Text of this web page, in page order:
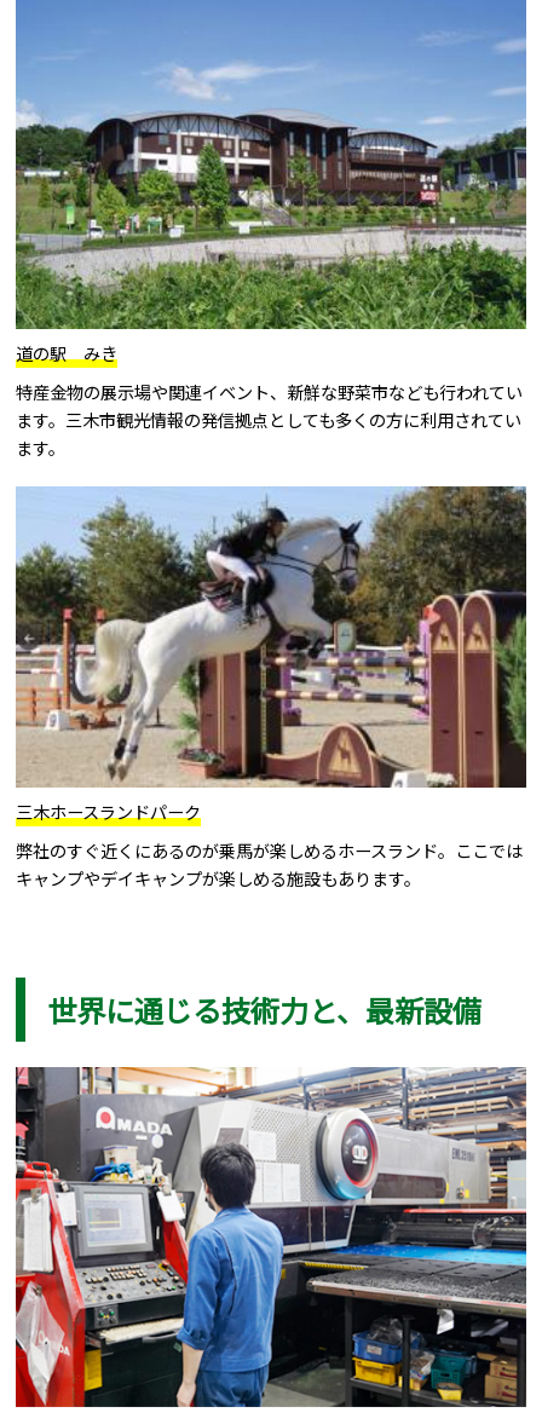
道の駅 みき
特産金物の展示場や関連イベント、新鮮な野菜市なども行われてい
ます。三木市観光情報の発信拠点としても多くの方に利用されてい
ます。
三木ホースランドパーク
弊社のすぐ近くにあるのが乗馬が楽しめるホースランド。ここでは
キャンプやデイキャンプが楽しめる施設もあります。
世界に通じる技術力と、最新設備